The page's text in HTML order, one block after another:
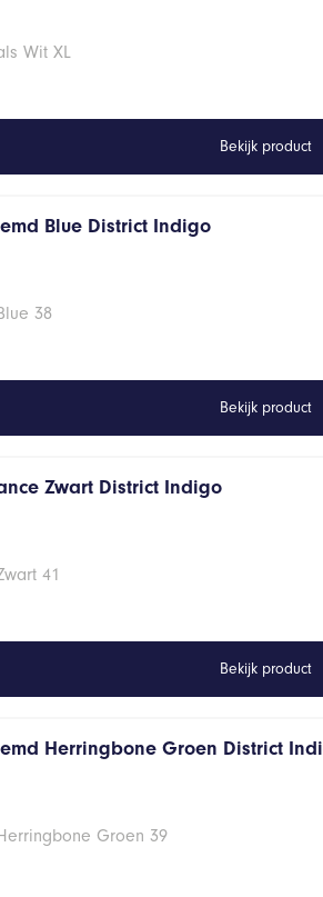
Wit XL
Bekijk product
Blue District Indigo
38
Bekijk product
Zwart District Indigo
41
Bekijk product
Herringbone Groen District
Groen 39